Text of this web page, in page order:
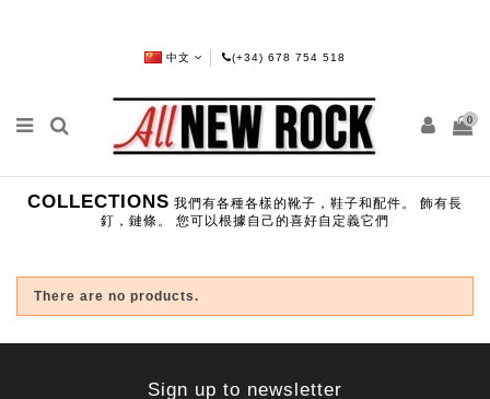
中文 (+34) 678 754 518
0
COLLECTIONS 我們有各種各樣的靴子，鞋子和配件。 飾有長
釘，鏈條。 您可以根據自己的喜好自定義它們
There are no products.
Sign up to newsletter